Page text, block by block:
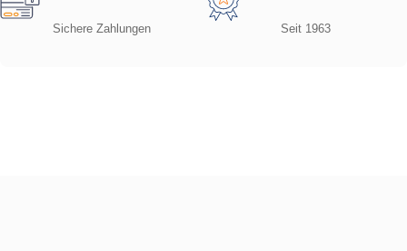
Sichere Zahlungen Seit 1963